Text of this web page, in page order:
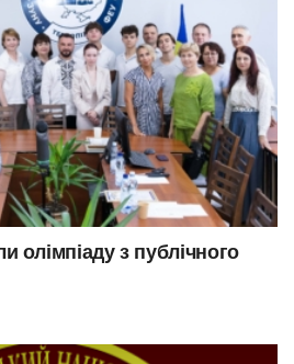
олімпіаду з публічного